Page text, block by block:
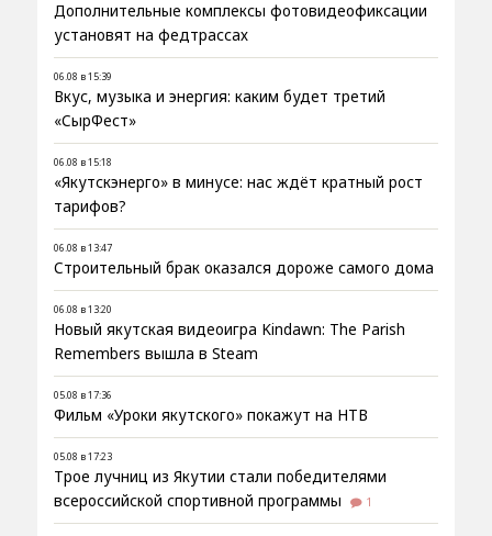
Дополнительные комплексы фотовидеофиксации
установят на федтрассах
06.08 в 15:39
Вкус, музыка и энергия: каким будет третий
«СырФест»
06.08 в 15:18
«Якутскэнерго» в минусе: нас ждёт кратный рост
тарифов?
06.08 в 13:47
Строительный брак оказался дороже самого дома
06.08 в 13:20
Новый якутская видеоигра Kindawn: The Parish
Remembers вышла в Steam
05.08 в 17:36
Фильм «Уроки якутского» покажут на НТВ
05.08 в 17:23
Трое лучниц из Якутии стали победителями
всероссийской спортивной программы
1